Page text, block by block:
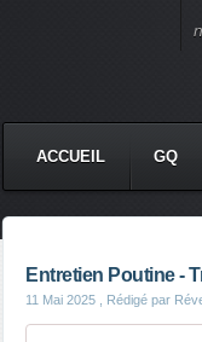
ACCUEIL GQ
Entretien Poutine -
11 Mai 2025 , Rédigé par